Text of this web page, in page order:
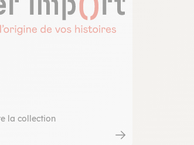
la collection